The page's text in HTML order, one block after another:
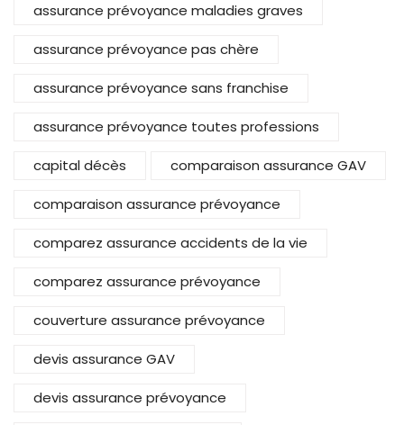
assurance prévoyance maladies graves
assurance prévoyance pas chère
assurance prévoyance sans franchise
assurance prévoyance toutes professions
capital décès comparaison assurance GAV
comparaison assurance prévoyance
comparez assurance accidents de la vie
comparez assurance prévoyance
couverture assurance prévoyance
devis assurance GAV
devis assurance prévoyance